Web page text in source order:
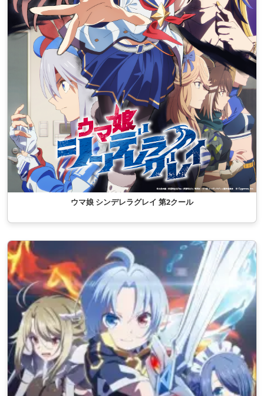
ウマ娘 シンデレラグレイ 第2クール